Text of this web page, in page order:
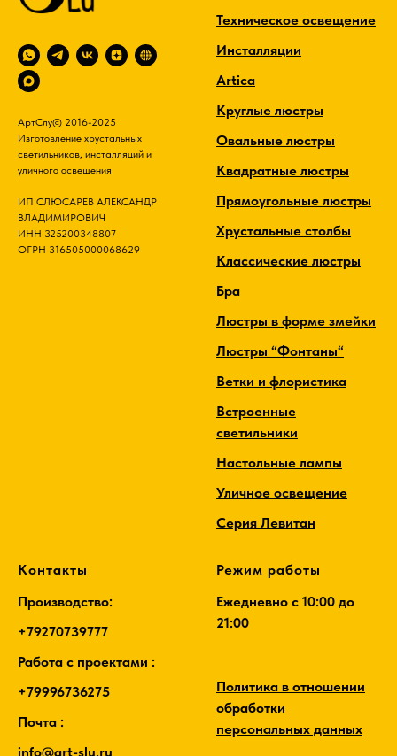
АртСлу© 2016-2025
Изготовление хрустальных
светильников, инсталляций и
уличного освещения
ИП СЛЮСАРЕВ АЛЕКСАНДР
ВЛАДИМИРОВИЧ
ИНН 325200348807
ОГРН 316505000068629
Техническое освещение
Инсталляции
Artica
Круглые люстры
Овальные люстры
Квадратные люстры
Прямоугольные люстры
Хрустальные столбы
Классические люстры
Бра
Люстры в форме змейки
Люстры “Фонтаны“
Ветки и флористика
Встроенные
светильники
Настольные лампы
Уличное освещение
Серия Левитан
Контакты
Производство:
+79270739777
Работа с проектами :
+79996736275
Почта :
info@art-slu.ru
Режим работы
Ежедневно c 10:00 до
21:00
Политика в отношении
обработки
персональных данных